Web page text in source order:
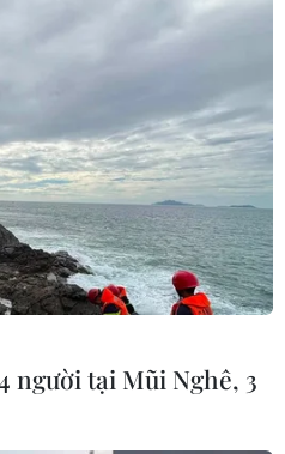
báo thời
với Iran
thêm
người tại Mũi Nghê, 3